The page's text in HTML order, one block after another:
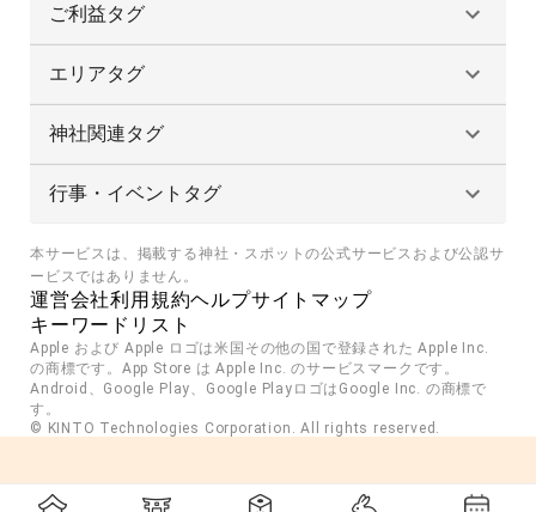
ご利益タグ
エリアタグ
神社関連タグ
行事・イベントタグ
本サービスは、掲載する神社・スポットの公式サービスおよび公認サ
ービスではありません。
運営会社利用規約ヘルプサイトマップ
キーワードリスト
Apple および Apple ロゴは米国その他の国で登録された Apple Inc.
の商標です。App Store は Apple Inc. のサービスマークです。
Android、Google Play、Google PlayロゴはGoogle Inc. の商標で
す。
© KINTO Technologies Corporation. All rights reserved.